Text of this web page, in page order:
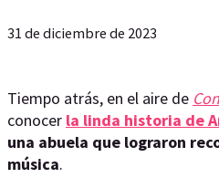
31 de diciembre de 2023
Tiempo atrás, en el aire de
conocer la linda historia de
una abuela que lograron
música.